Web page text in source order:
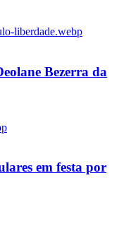
Bezerra da
em festa por